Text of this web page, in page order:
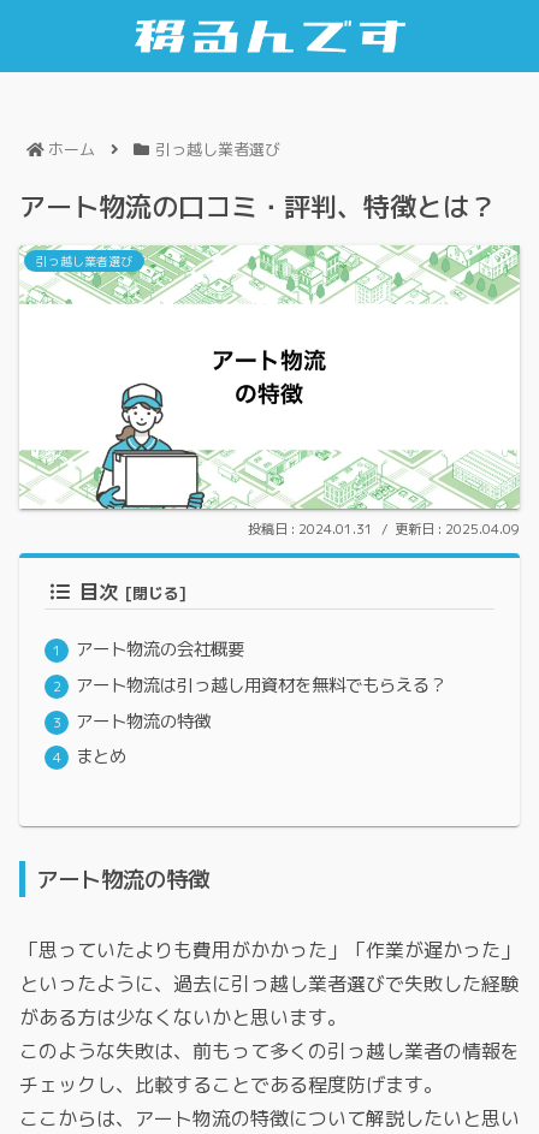
ホーム 引っ越し業者選び
アート物流の口コミ・評判、特徴とは？
引っ越し業者選び
2024.01.31 2025.04.09
目次
アート物流の会社概要
アート物流は引っ越し用資材を無料でもらえる？
アート物流の特徴
まとめ
アート物流の特徴
「思っていたよりも費用がかかった」「作業が遅かった」
といったように、過去に引っ越し業者選びで失敗した経験
がある方は少なくないかと思います。
このような失敗は、前もって多くの引っ越し業者の情報を
チェックし、比較することである程度防げます。
ここからは、アート物流の特徴について解説したいと思い